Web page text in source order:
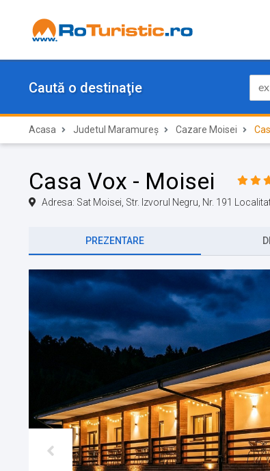
Caută o destinaţie
Acasa Judetul Maramureș Cazare Moisei
Casa Vox - Moisei
Adresa: Sat Moisei, Str. Izvorul Negru, Nr. 191
PREZENTARE